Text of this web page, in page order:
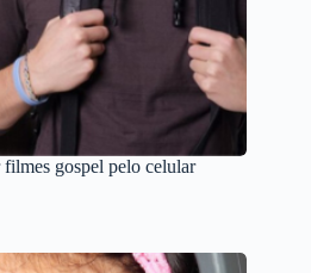
gospel pelo celular